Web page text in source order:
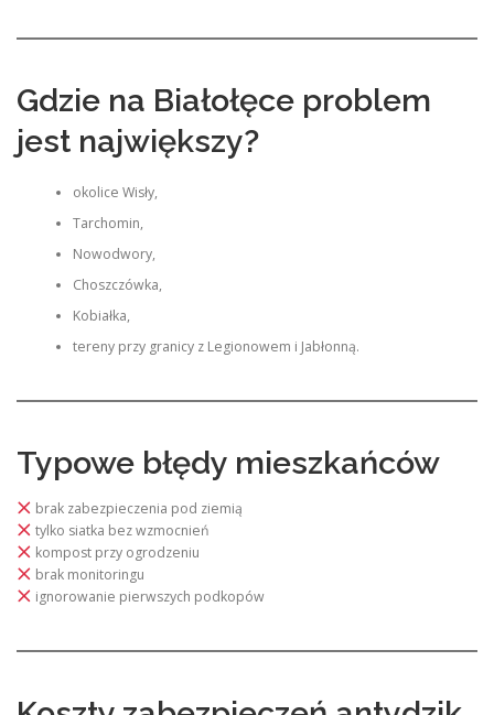
Gdzie na Białołęce problem
jest największy?
okolice Wisły,
Tarchomin,
Nowodwory,
Choszczówka,
Kobiałka,
tereny przy granicy z Legionowem i Jabłonną.
Typowe błędy mieszkańców
brak zabezpieczenia pod ziemią
tylko siatka bez wzmocnień
kompost przy ogrodzeniu
brak monitoringu
ignorowanie pierwszych podkopów